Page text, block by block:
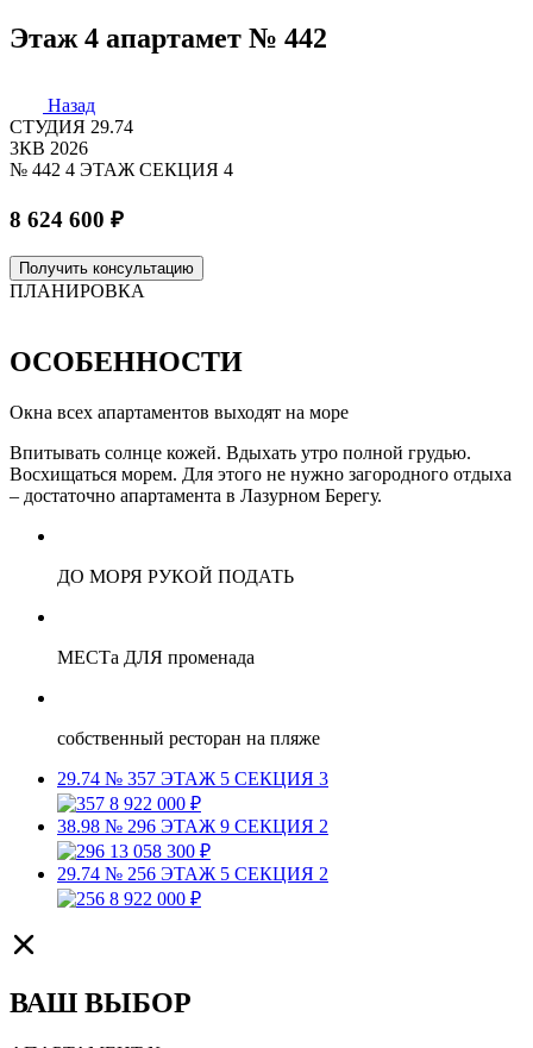
Этаж 4 апартамет № 442
Назад
СТУДИЯ 29.74
3КВ 2026
№ 442 4 ЭТАЖ СЕКЦИЯ 4
8 624 600 ₽
Получить консультацию
ПЛАНИРОВКА
ОСОБЕННОСТИ
Окна всех апартаментов выходят на море
Впитывать солнце кожей. Вдыхать утро полной грудью.
Восхищаться морем. Для этого не нужно загородного отдыха
– достаточно апартамента в Лазурном Берегу.
ДО МОРЯ РУКОЙ ПОДАТЬ
МЕСТа ДЛЯ променада
собственный ресторан на пляже
29.74 № 357 ЭТАЖ 5 СЕКЦИЯ 3
8 922 000 ₽
38.98 № 296 ЭТАЖ 9 СЕКЦИЯ 2
13 058 300 ₽
29.74 № 256 ЭТАЖ 5 СЕКЦИЯ 2
8 922 000 ₽
ВАШ ВЫБОР